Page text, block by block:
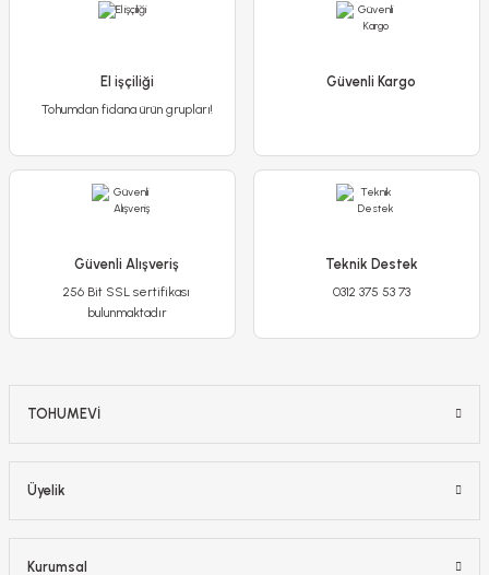
Petunya Tumbelina Fidesi Mor Ebruli - Katlı Kokulu Sarkan
El işçiliği
Tohumdan fidana ürün grupları!
Güvenli Kargo
Güvenli Alışveriş
256 Bit SSL sertifikası
bulunmaktadır
Teknik Destek
0312 375 53 73
TOHUMEVİ
Üyelik
Kurumsal